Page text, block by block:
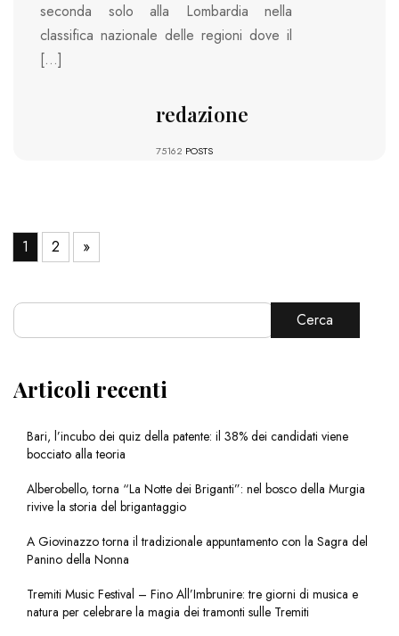
seconda solo alla Lombardia nella
classifica nazionale delle regioni dove il
[…]
redazione
75162 POSTS
1 2 »
Cerca
Articoli recenti
Bari, l’incubo dei quiz della patente: il 38% dei candidati viene
bocciato alla teoria
Alberobello, torna “La Notte dei Briganti”: nel bosco della Murgia
rivive la storia del brigantaggio
A Giovinazzo torna il tradizionale appuntamento con la Sagra del
Panino della Nonna
Tremiti Music Festival – Fino All’Imbrunire: tre giorni di musica e
natura per celebrare la magia dei tramonti sulle Tremiti